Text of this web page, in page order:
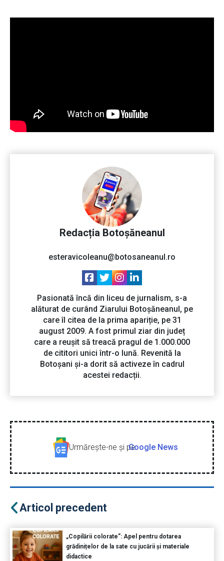
Redacția Botoșăneanul
esteravicoleanu@botosaneanul.ro
Pasionată încă din liceu de jurnalism, s-a
alăturat de curând Ziarului Botoșăneanul, pe
care îl citea de la prima apariție, pe 31
august 2009. A fost primul ziar din județ
care a reușit să treacă pragul de 1.000.000
de cititori unici într-o lună. Revenită la
Botoșani și-a dorit să activeze în cadrul
acestei redacții.
Urmăreşte-ne şi peGoogle News
Articol precedent
„Copilării colorate”: Apel pentru dotarea
grădinițelor de la sate cu jucării și materiale
didactice